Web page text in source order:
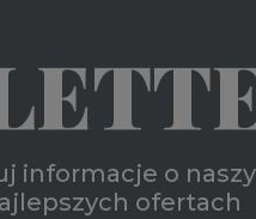
informacje o
ofertach